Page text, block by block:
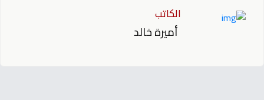
الكاتب
أميرة خالد